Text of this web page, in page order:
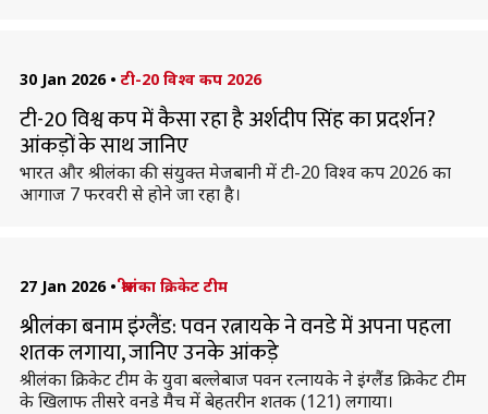
30 Jan 2026 • टी-20 विश्व कप 2026
टी-20 विश्व कप में कैसा रहा है अर्शदीप सिंह का प्रदर्शन?
आंकड़ों के साथ जानिए
भारत और श्रीलंका की संयुक्त मेजबानी में टी-20 विश्व कप 2026 का
आगाज 7 फरवरी से होने जा रहा है।
27 Jan 2026 • श्रीलंका क्रिकेट टीम
श्रीलंका बनाम इंग्लैंड: पवन रत्नायके ने वनडे में अपना पहला
शतक लगाया, जानिए उनके आंकड़े
श्रीलंका क्रिकेट टीम के युवा बल्लेबाज पवन रत्नायके ने इंग्लैंड क्रिकेट टीम
के खिलाफ तीसरे वनडे मैच में बेहतरीन शतक (121) लगाया।